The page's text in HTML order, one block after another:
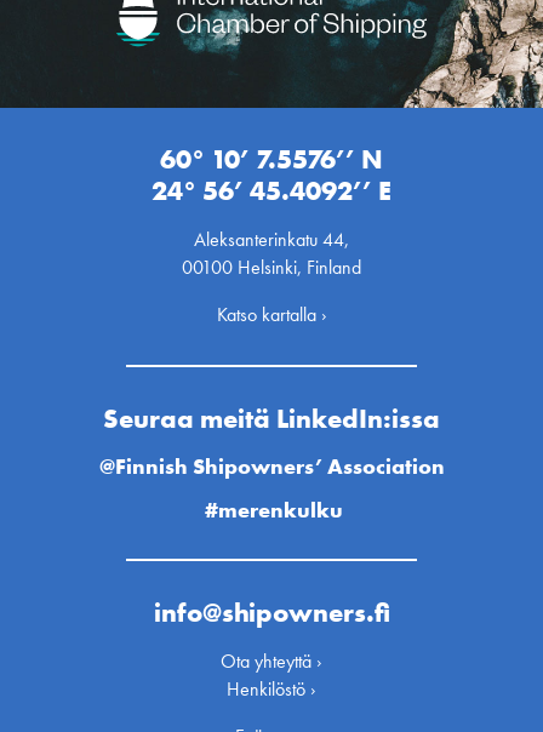
60° 10’ 7.5576’’ N
24° 56’ 45.4092’’ E
Aleksanterinkatu 44,
00100 Helsinki, Finland
Katso kartalla ›
Seuraa meitä LinkedIn:issa
@Finnish Shipowners’ Association
#merenkulku
info@shipowners.fi
Ota yhteyttä ›
Henkilöstö ›